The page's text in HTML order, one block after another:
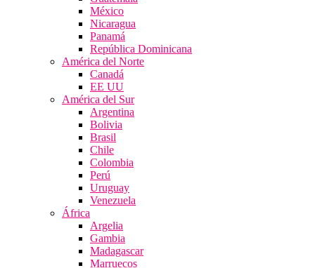
México
Nicaragua
Panamá
República Dominicana
América del Norte
Canadá
EE UU
América del Sur
Argentina
Bolivia
Brasil
Chile
Colombia
Perú
Uruguay
Venezuela
África
Argelia
Gambia
Madagascar
Marruecos